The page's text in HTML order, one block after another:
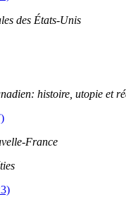
des États-Unis
histoire, utopie et
France